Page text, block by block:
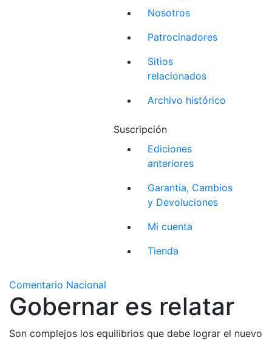
Nosotros
Patrocinadores
Sitios
relacionados
Archivo histórico
Suscripción
Ediciones
anteriores
Garantía, Cambios
y Devoluciones
Mi cuenta
Tienda
Comentario Nacional
Gobernar es relatar
Son complejos los equilibrios que debe lograr el nuevo